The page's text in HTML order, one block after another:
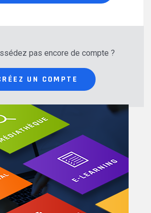
pas encore de compte ?
UN COMPTE